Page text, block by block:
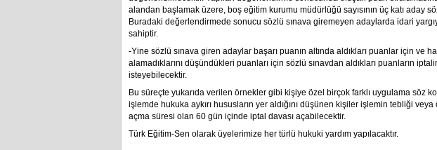
alandan başlamak üzere, boş eğitim kurumu müdürlüğü sayısının üç katı aday
Buradaki değerlendirmede sonucu sözlü sınava giremeyen adaylarda idari
sahiptir.
-Yine sözlü sınava giren adaylar başarı puanın altında aldıkları puanlar için ve
alamadıklarını düşündükleri puanları için sözlü sınavdan aldıkları puanların
isteyebilecektir.
Bu süreçte yukarıda verilen örnekler gibi kişiye özel birçok farklı uygulama söz
işlemde hukuka aykırı hususların yer aldığını düşünen kişiler işlemin tebliği
açma süresi olan 60 gün içinde iptal davası açabilecektir.
Türk Eğitim-Sen olarak üyelerimize her türlü hukuki yardım yapılacaktır.